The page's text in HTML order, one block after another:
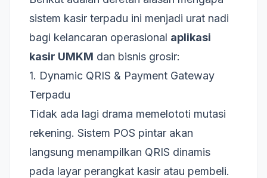
sistem kasir terpadu ini menjadi urat nadi
bagi kelancaran operasional aplikasi
kasir UMKM dan bisnis grosir:
1. Dynamic QRIS & Payment Gateway
Terpadu
Tidak ada lagi drama memelototi mutasi
rekening. Sistem POS pintar akan
langsung menampilkan QRIS dinamis
pada layar perangkat kasir atau pembeli.